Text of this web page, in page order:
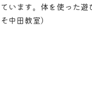
います。体を使った
中田教室）